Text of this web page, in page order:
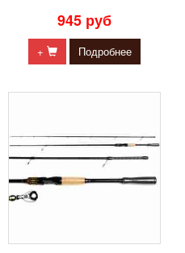
945 руб
+ Подробнее